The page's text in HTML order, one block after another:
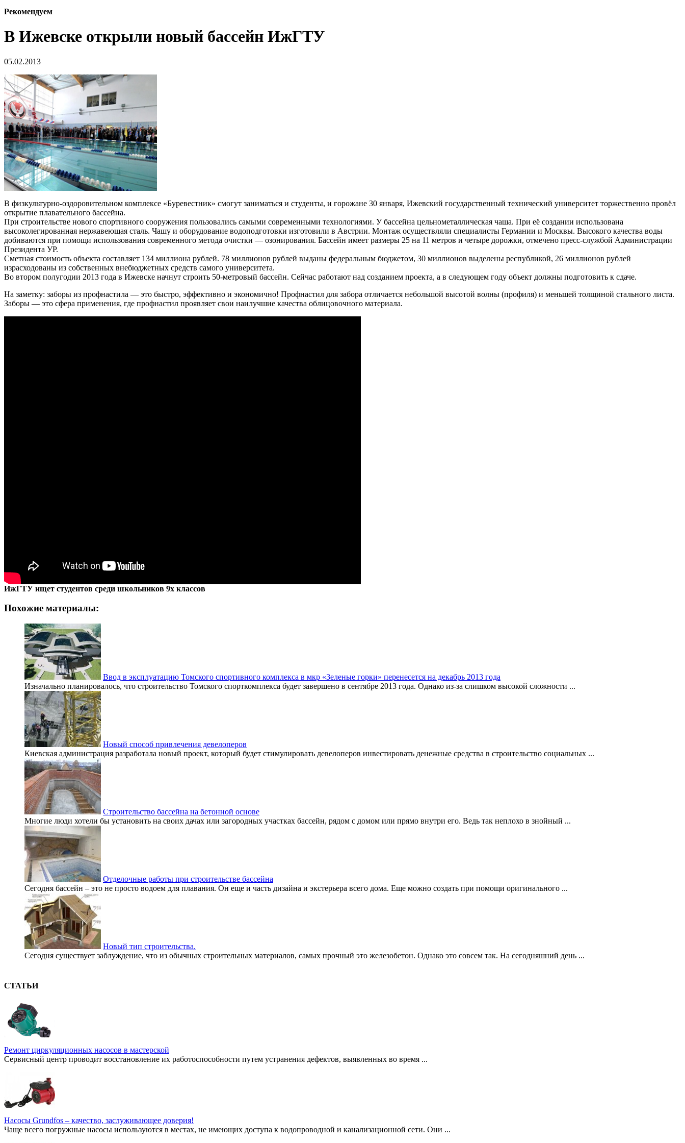
Рекомендуем
В Ижевске открыли новый бассейн ИжГТУ
05.02.2013
В физкультурно-оздоровительном комплексе «Буревестник» смогут заниматься и студенты, и горожане 30 января, Ижевский государственный технический университет торжественно провёл
открытие плавательного бассейна.
При строительстве нового спортивного сооружения пользовались самыми современными технологиями. У бассейна цельнометаллическая чаша. При её создании использована
высоколегированная нержавеющая сталь. Чашу и оборудование водоподготовки изготовили в Австрии. Монтаж осуществляли специалисты Германии и Москвы. Высокого качества воды
добиваются при помощи использования современного метода очистки — озонирования. Бассейн имеет размеры 25 на 11 метров и четыре дорожки, отмечено пресс-службой Администрации
Президента УР.
Сметная стоимость объекта составляет 134 миллиона рублей. 78 миллионов рублей выданы федеральным бюджетом, 30 миллионов выделены республикой, 26 миллионов рублей
израсходованы из собственных внебюджетных средств самого университета.
Во втором полугодии 2013 года в Ижевске начнут строить 50-метровый бассейн. Сейчас работают над созданием проекта, а в следующем году объект должны подготовить к сдаче.
На заметку: заборы из профнастила — это быстро, эффективно и экономично! Профнастил для забора отличается небольшой высотой волны (профиля) и меньшей толщиной стального листа.
Заборы — это сфера применения, где профнастил проявляет свои наилучшие качества облицовочного материала.
ИжГТУ ищет студентов среди школьников 9х классов
Похожие материалы:
Ввод в эксплуатацию Томского спортивного комплекса в мкр «Зеленые горки» перенесется на декабрь 2013 года
Изначально планировалось, что строительство Томского спорткомплекса будет завершено в сентябре 2013 года. Однако из-за слишком высокой сложности ...
Новый способ привлечения девелоперов
Киевская администрация разработала новый проект, который будет стимулировать девелоперов инвестировать денежные средства в строительство социальных ...
Строительство бассейна на бетонной основе
Многие люди хотели бы установить на своих дачах или загородных участках бассейн, рядом с домом или прямо внутри его. Ведь так неплохо в знойный ...
Отделочные работы при строительстве бассейна
Сегодня бассейн – это не просто водоем для плавания. Он еще и часть дизайна и экстерьера всего дома. Еще можно создать при помощи оригинального ...
Новый тип строительства.
Сегодня существует заблуждение, что из обычных строительных материалов, самых прочный это железобетон. Однако это совсем так. На сегодняшний день ...
СТАТЬИ
Ремонт циркуляционных насосов в мастерской
Сервисный центр проводит восстановление их работоспособности путем устранения дефектов, выявленных во время ...
Насосы Grundfos – качество, заслуживающее доверия!
Чаще всего погружные насосы используются в местах, не имеющих доступа к водопроводной и канализационной сети. Они ...